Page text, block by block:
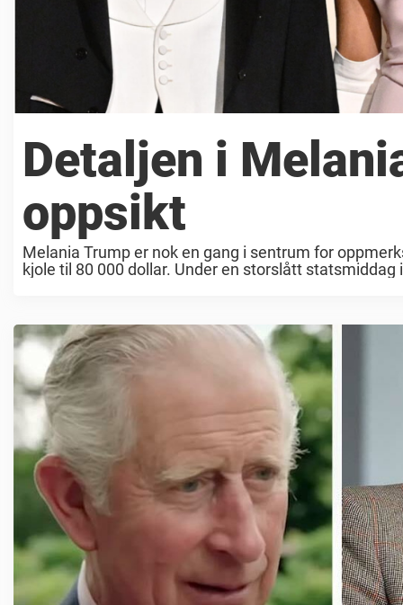
Detaljen i
oppsikt
Melania Trump er nok en gang i sentrum for
kjole til 80 000 dollar. Under en storslått